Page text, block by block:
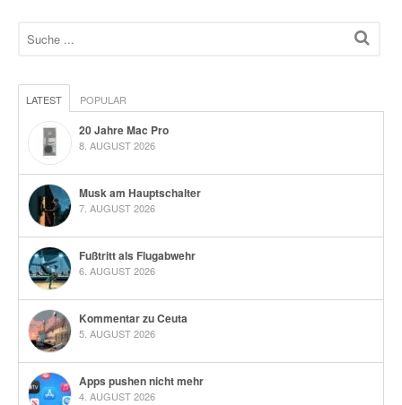
LATEST POPULAR
20 Jahre Mac Pro
8. AUGUST 2026
Musk am Hauptschalter
7. AUGUST 2026
Fußtritt als Flugabwehr
6. AUGUST 2026
Kommentar zu Ceuta
5. AUGUST 2026
Apps pushen nicht mehr
4. AUGUST 2026